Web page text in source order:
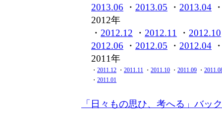
2013.06 ・ 2013.05 ・ 2013.04
2012年
・ 2012.12 ・ 2012.11 ・ 2012.10
2012.06 ・ 2012.05 ・ 2012.04
2011年
・ 2011.12 ・ 2011.11 ・ 2011.10 ・ 2011.09 ・
・ 2011.01
「日々もの思ひ、考へる」バッ